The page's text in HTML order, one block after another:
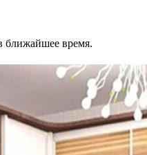
ближайшее время.